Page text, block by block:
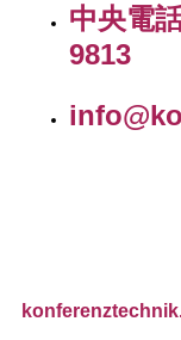
中央電
9813